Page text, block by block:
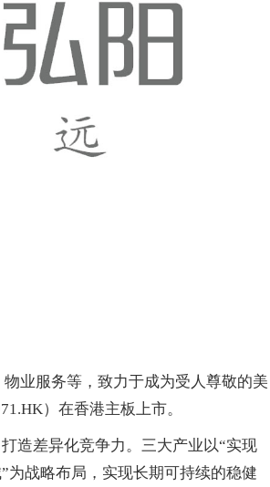
业服务等，致力于成为受人尊敬的美
）在香港主板上市。
造差异化竞争力。三大产业以“实现
为战略布局，实现长期可持续的稳健